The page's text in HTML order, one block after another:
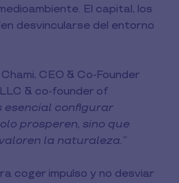
El capital, los
desvincularse del entorno
CEO & Co-Founder
& co-founder of
esencial configurar
prosperen, sino que
la naturaleza.”
coger impulso y no desviar